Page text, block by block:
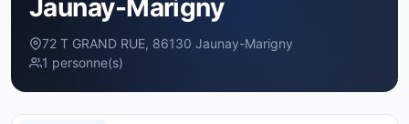
Jaunay-Marigny
72 T GRAND RUE, 86130 Jaunay-Marigny
1 personne(s)